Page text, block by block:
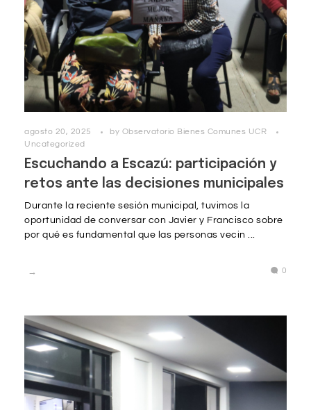
agosto 20, 2025 by Observatorio Bienes Comunes UCR
Uncategorized
Escuchando a Escazú: participación y
retos ante las decisiones municipales
Durante la reciente sesión municipal, tuvimos la
oportunidad de conversar con Javier y Francisco sobre
por qué es fundamental que las personas vecin ...
0